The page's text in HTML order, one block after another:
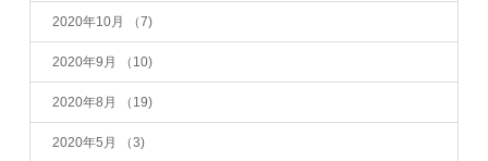
2020年10月 （7)
2020年9月 （10)
2020年8月 （19)
2020年5月 （3)